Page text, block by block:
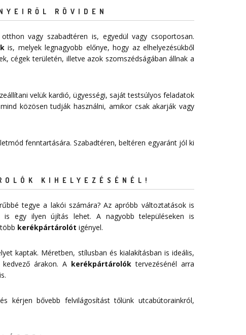
RÖVIDEN
vagy szabadtéren is, egyedül vagy csoportosan.
is, melyek legnagyobb előnye, hogy az elhelyezésükből
cégek területén, illetve azok szomszédságában állnak a
velük kardió, ügyességi, saját testsúlyos feladatok
közösen tudják használni, amikor csak akarják vagy
fenntartására. Szabadtéren, beltéren egyaránt jól ki
KIHELYEZÉSÉNÉL!
tegye a lakói számára? Az apróbb változtatások is
egy ilyen újítás lehet. A nagyobb településeken is
kerékpártárolót igényel.
kaptak. Méretben, stílusban és kialakításban is ideális,
árakon. A kerékpártárolóktervezésénél arra
kérjen bővebb felvilágosítást tőlünk utcabútorainkról,